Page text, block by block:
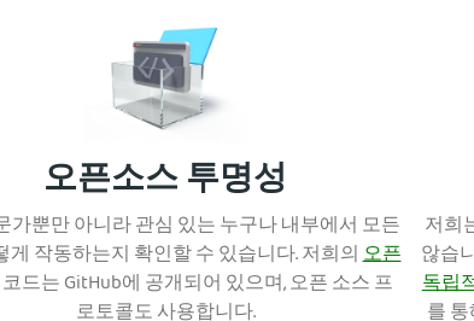
오픈소스 투명성
가뿐만 아니라 관심 있는 누구나 내부에서 모든
게 작동하는지 확인할 수 있습니다. 저희의오픈
드는 GitHub에 공개되어 있으며, 오픈 소스 프
로토콜도 사용합니다.
저희
않습
독립
를